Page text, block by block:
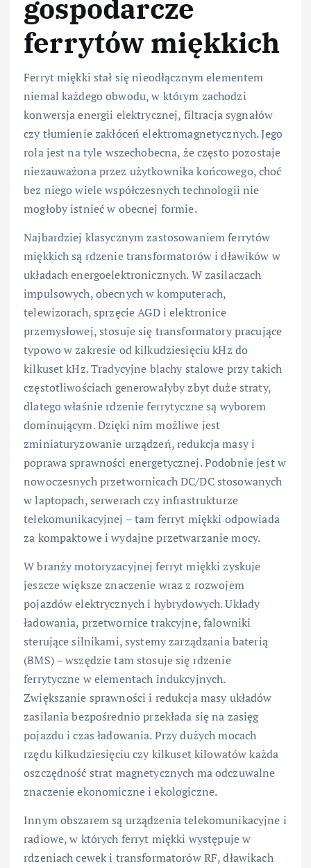
gospodarcze
ferrytów miękkich
Ferryt miękki stał się nieodłącznym elementem
niemal każdego obwodu, w którym zachodzi
konwersja energii elektrycznej, filtracja sygnałów
czy tłumienie zakłóceń elektromagnetycznych. Jego
rola jest na tyle wszechobecna, że często pozostaje
niezauważona przez użytkownika końcowego, choć
bez niego wiele współczesnych technologii nie
mogłoby istnieć w obecnej formie.
Najbardziej klasycznym zastosowaniem ferrytów
miękkich są rdzenie transformatorów i dławików w
układach energoelektronicznych. W zasilaczach
impulsowych, obecnych w komputerach,
telewizorach, sprzęcie AGD i elektronice
przemysłowej, stosuje się transformatory pracujące
typowo w zakresie od kilkudziesięciu kHz do
kilkuset kHz. Tradycyjne blachy stalowe przy takich
częstotliwościach generowałyby zbyt duże straty,
dlatego właśnie rdzenie ferrytyczne są wyborem
dominującym. Dzięki nim możliwe jest
zminiaturyzowanie urządzeń, redukcja masy i
poprawa sprawności energetycznej. Podobnie jest w
nowoczesnych przetwornicach DC/DC stosowanych
w laptopach, serwerach czy infrastrukturze
telekomunikacyjnej – tam ferryt miękki odpowiada
za kompaktowe i wydajne przetwarzanie mocy.
W branży motoryzacyjnej ferryt miękki zyskuje
jeszcze większe znaczenie wraz z rozwojem
pojazdów elektrycznych i hybrydowych. Układy
ładowania, przetwornice trakcyjne, falowniki
sterujące silnikami, systemy zarządzania baterią
(BMS) – wszędzie tam stosuje się rdzenie
ferrytyczne w elementach indukcyjnych.
Zwiększanie sprawności i redukcja masy układów
zasilania bezpośrednio przekłada się na zasięg
pojazdu i czas ładowania. Przy dużych mocach
rzędu kilkudziesięciu czy kilkuset kilowatów każda
oszczędność strat magnetycznych ma odczuwalne
znaczenie ekonomiczne i ekologiczne.
Innym obszarem są urządzenia telekomunikacyjne i
radiowe, w których ferryt miękki występuje w
rdzeniach cewek i transformatorów RF, dławikach